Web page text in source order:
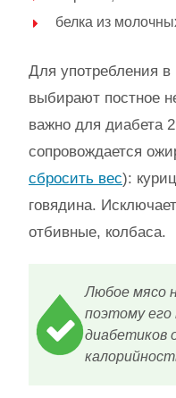
белка из
Для употребления
выбирают постное
важно для диабета
сопровождается
сбросить вес):
говядина.
отбивные, колбаса.
Любое мясо
поэтому его
диабетиков